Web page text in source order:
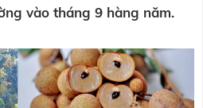
vào tháng 9 hàng năm.